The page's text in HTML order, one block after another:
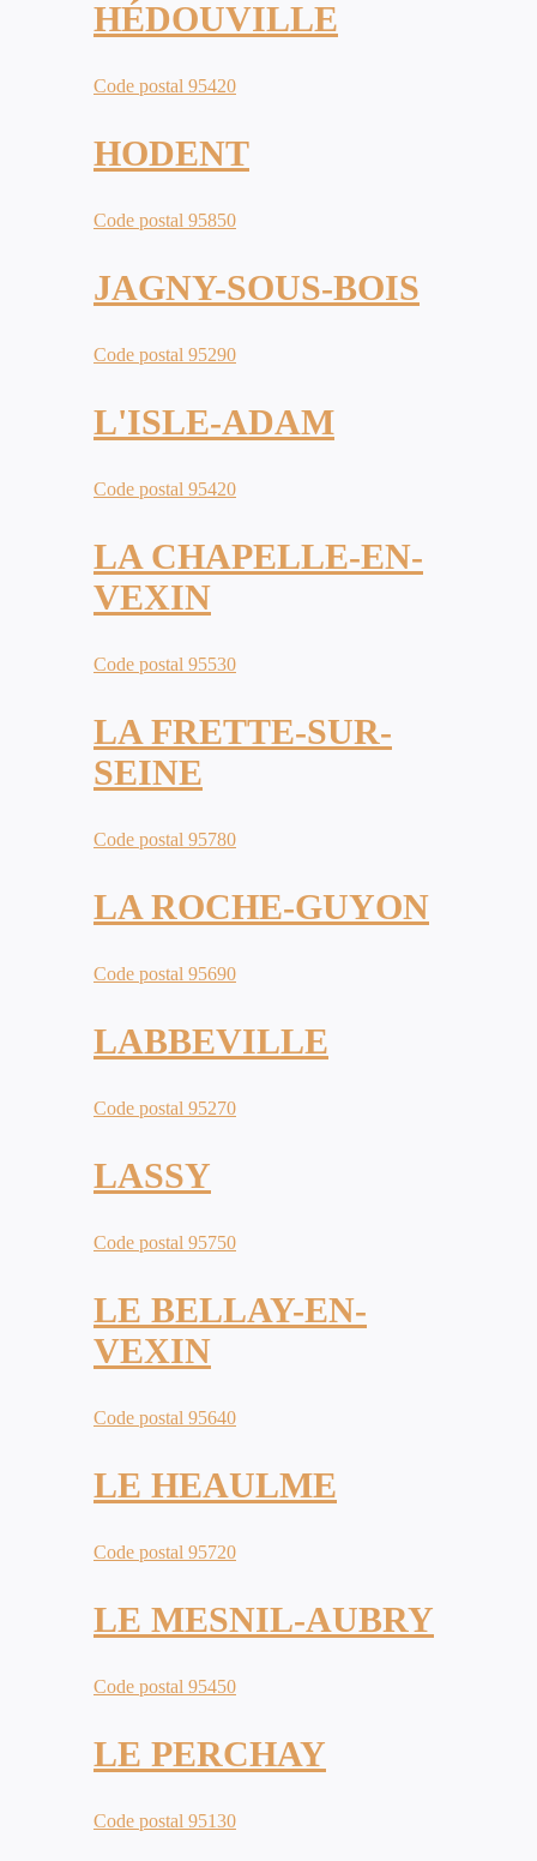
HÉDOUVILLE
Code postal 95420
HODENT
Code postal 95850
JAGNY-SOUS-BOIS
Code postal 95290
L'ISLE-ADAM
Code postal 95420
LA CHAPELLE-EN-
VEXIN
Code postal 95530
LA FRETTE-SUR-
SEINE
Code postal 95780
LA ROCHE-GUYON
Code postal 95690
LABBEVILLE
Code postal 95270
LASSY
Code postal 95750
LE BELLAY-EN-
VEXIN
Code postal 95640
LE HEAULME
Code postal 95720
LE MESNIL-AUBRY
Code postal 95450
LE PERCHAY
Code postal 95130